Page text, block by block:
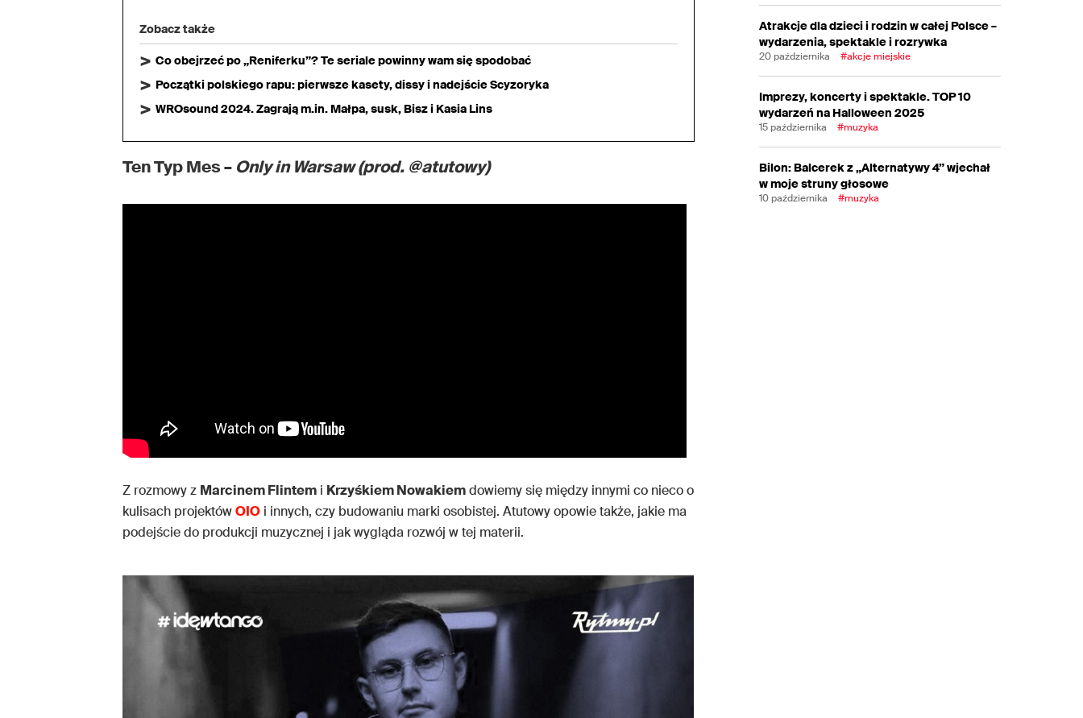
Zobacz także
Co obejrzeć po „Reniferku”? Te seriale powinny wam się spodobać
Początki polskiego rapu: pierwsze kasety, dissy i nadejście Scyzoryka
WROsound 2024. Zagrają m.in. Małpa, susk, Bisz i Kasia Lins
Ten Typ Mes – Only in Warsaw (prod. @atutowy)
Z rozmowy z Marcinem Flintem i Krzyśkiem Nowakiemdowiemy się między innymi co nieco o
kulisach projektówOIO i innych, czy budowaniu marki osobistej. Atutowy opowie także, jakie ma
podejście do produkcji muzycznej i jak wygląda rozwój w tej materii.
Atrakcje dla dzieci i rodzin w całej Polsce –
wydarzenia, spektakle i rozrywka
20 października #akcje miejskie
Imprezy, koncerty i spektakle. TOP 10
wydarzeń na Halloween 2025
15 października #muzyka
Bilon: Balcerek z „Alternatywy 4” wjechał
w moje struny głosowe
10 października #muzyka